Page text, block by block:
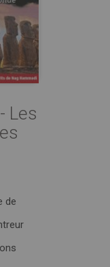
Les
de